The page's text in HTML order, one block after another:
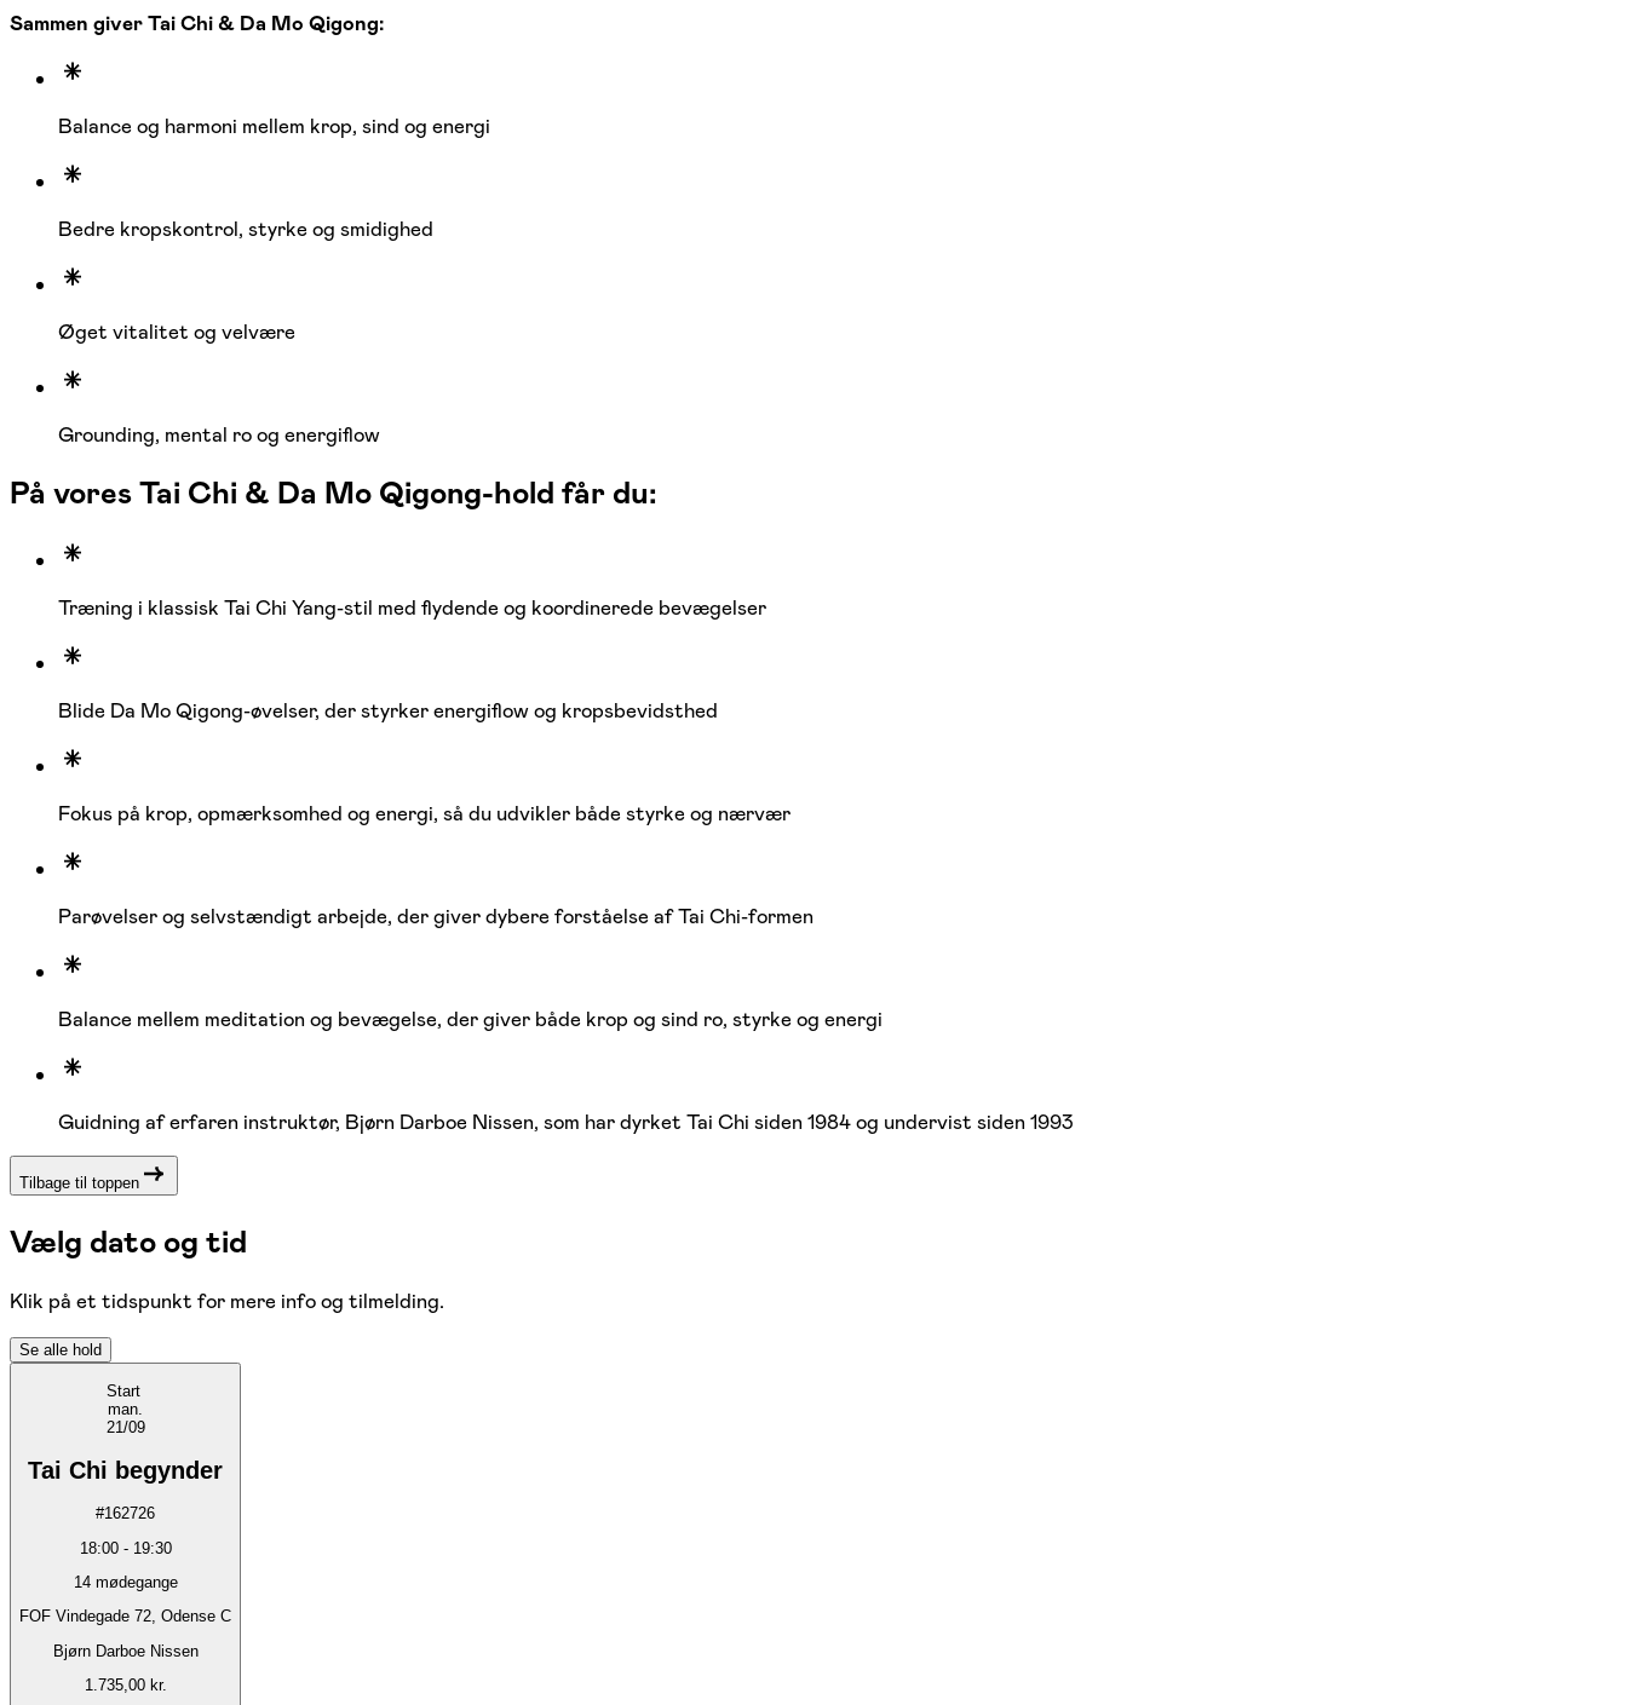
Sammen giver Tai Chi & Da Mo Qigong:
Balance og harmoni mellem krop, sind og energi
Bedre kropskontrol, styrke og smidighed
Øget vitalitet og velvære
Grounding, mental ro og energiflow
På vores Tai Chi & Da Mo Qigong-hold får du:
Træning i klassisk Tai Chi Yang-stil med flydende og koordinerede bevægelser
Blide Da Mo Qigong-øvelser, der styrker energiflow og kropsbevidsthed
Fokus på krop, opmærksomhed og energi, så du udvikler både styrke og nærvær
Parøvelser og selvstændigt arbejde, der giver dybere forståelse af Tai Chi-formen
Balance mellem meditation og bevægelse, der giver både krop og sind ro, styrke og energi
Guidning af erfaren instruktør, Bjørn Darboe Nissen, som har dyrket Tai Chi siden 1984 og undervist siden 1993
Tilbage til toppen
Vælg dato og tid
Klik på et tidspunkt for mere info og tilmelding.
Se alle hold
Start
man.
21/09
Tai Chi begynder
#162726
18:00- 19:30
14 mødegange
FOF Vindegade 72, Odense C
Bjørn Darboe Nissen
1.735,00 kr.